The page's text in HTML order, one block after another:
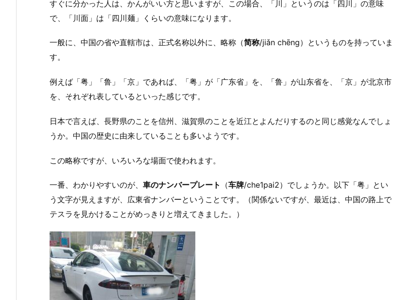
すぐに分かった人は、かんがいい方と思いますが、この場合、「川」というのは「四川」の意味
で、「川面」は「四川麺」くらいの意味になります。
一般に、中国の省や直轄市は、正式名称以外に、略称（简称/jiǎn chēng）というものを持っていま
す。
例えば「粤」「鲁」「京」であれば、「粤」が「广东省」を、「鲁」が山东省を、「京」が北京市
を、それぞれ表しているといった感じです。
日本で言えば、長野県のことを信州、滋賀県のことを近江とよんだりするのと同じ感覚なんでしょ
うか。中国の歴史に由来していることも多いようです。
この略称ですが、いろいろな場面で使われます。
一番、わかりやすいのが、 車のナンバープレート （车牌/che1pai2）でしょうか。以下「粤」とい
う文字が見えますが、広東省ナンバーということです。（関係ないですが、最近は、中国の路上で
テスラを見かけることがめっきりと増えてきました。）